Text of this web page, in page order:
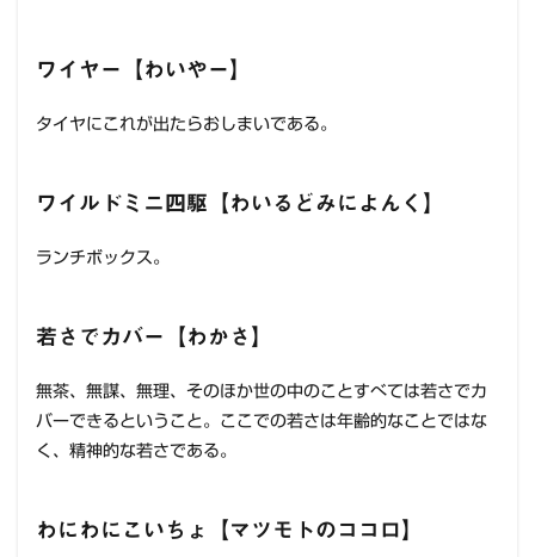
ワイヤー【わいやー】
タイヤにこれが出たらおしまいである。
ワイルドミニ四駆【わいるどみによんく】
ランチボックス。
若さでカバー【わかさ】
無茶、無謀、無理、そのほか世の中のことすべては若さでカ
バーできるということ。ここでの若さは年齢的なことではな
く、精神的な若さである。
わにわにこいちょ【マツモトのココロ】